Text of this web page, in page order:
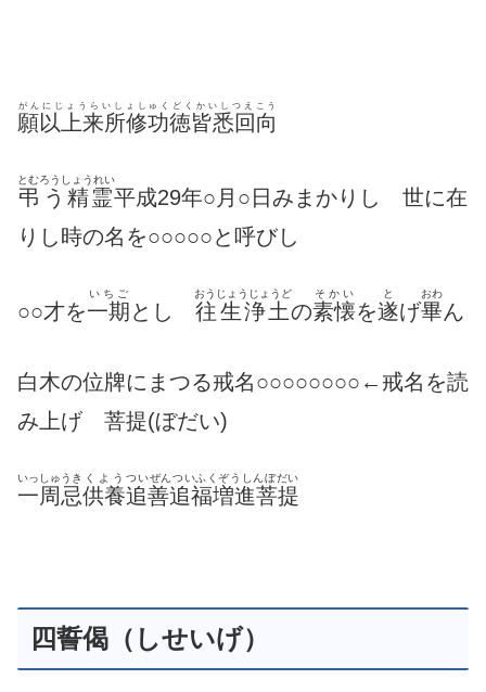
願以上来所修功徳皆悉回向
がんにじょうらいしょしゅくどくかいしつえこう
弔う精霊
とむろうしょうれい
平成29年○月○日みまかりし 世に在
りし時の名を○○○○○と呼びし
○○才を一期
いちご
とし 往生浄土
おうじょうじょうど
の素懐
そかい
を遂
と
げ畢
おわ
ん
白木の位牌にまつる戒名○○○○○○○○←戒名を読
み上げ 菩提(ぼだい)
一周忌
いっしゅうき
供養
くよう
追善追福増進菩提
ついぜんついふくぞうしんぼだい
四誓偈（しせいげ）